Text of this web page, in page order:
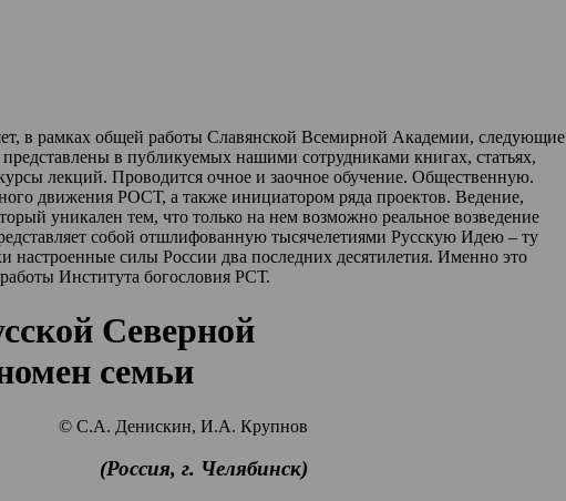
в рамках общей работы Славянской Всемирной Академии, следующие
в публикуемых нашими сотрудниками книгах, статьях,
лекций. Проводится очное и заочное обучение. Общественную.
движения РОСТ, а также инициатором ряда проектов. Ведение,
уникален тем, что только на нем возможно реальное возведение
собой отшлифованную тысячелетиями Русскую Идею – ту
настроенные силы России два последних десятилетия. Именно это
Института богословия РСТ.
Северной
семьи
© С.А. Денискин, И.А. Крупнов
(Россия, г. Челябинск)